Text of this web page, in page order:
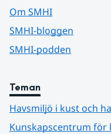
Om SMHI
SMHI-bloggen
SMHI-podden
Teman
Havsmiljö i kust och
Kunskapscentrum för